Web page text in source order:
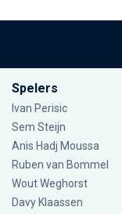
Spelers
Ivan Perisic
Sem Steijn
Anis Hadj Moussa
Ruben van Bommel
Wout Weghorst
Davy Klaassen